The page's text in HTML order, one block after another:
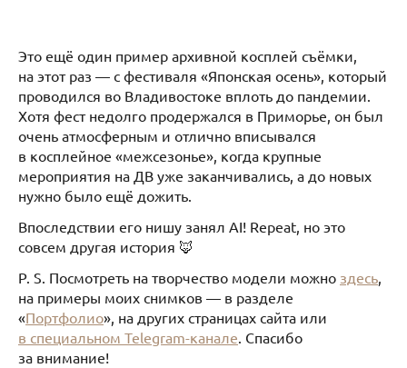
Это ещё один пример архивной косплей съёмки,
на этот раз — с фестиваля «Японская осень», который
проводился во Владивостоке вплоть до пандемии.
Хотя фест недолго продержался в Приморье, он был
очень атмосферным и отлично вписывался
в косплейное «межсезонье», когда крупные
мероприятия на ДВ уже заканчивались, а до новых
нужно было ещё дожить.
Впоследствии его нишу занял AI! Repeat, но это
совсем другая история 🦊
P. S. Посмотреть на творчество модели можно здесь,
на примеры моих снимков — в разделе
«Портфолио», на других страницах сайта или
в специальном Telegram-канале. Спасибо
за внимание!